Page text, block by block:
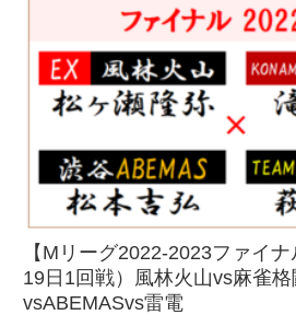
【Mリーグ2022-2023ファイ
19日1回戦）風林火山vs麻雀
vsABEMASvs雷電